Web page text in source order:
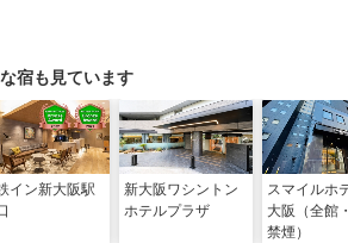
宿も見ています
イン新大阪駅
新大阪ワシントン
ホテルプラザ
スマイルホ
大阪（全館
禁煙）